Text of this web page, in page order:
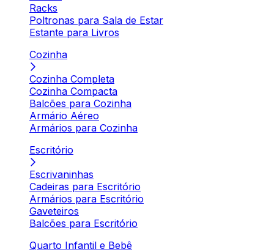
Racks
Poltronas para Sala de Estar
Estante para Livros
Cozinha
Cozinha Completa
Cozinha Compacta
Balcões para Cozinha
Armário Aéreo
Armários para Cozinha
Escritório
Escrivaninhas
Cadeiras para Escritório
Armários para Escritório
Gaveteiros
Balcões para Escritório
Quarto Infantil e Bebê